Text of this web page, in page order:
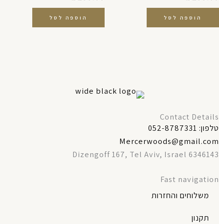
הוספה לסל הוספה לסל
Contact Details
טלפון: 052-8787331
Mercerwoods@gmail.com
Dizengoff 167, Tel Aviv, Israel 6346143
Fast navigation
משלוחים והחזרות
תקנון